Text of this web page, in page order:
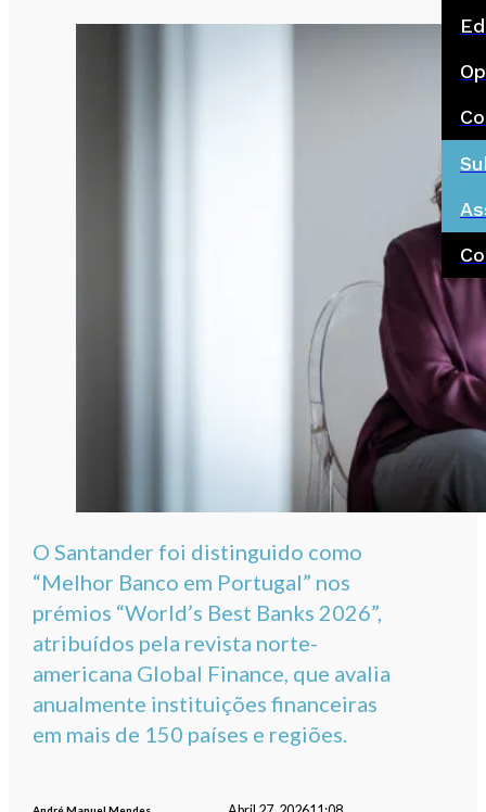
O Santander foi distinguido como
“Melhor Banco em Portugal” nos
prémios “World’s Best Banks 2026”,
atribuídos pela revista norte-
americana Global Finance, que avalia
anualmente instituições financeiras
em mais de 150 países e regiões.